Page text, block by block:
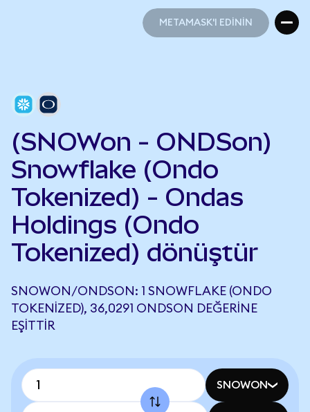
METAMASK'I EDİNİN
(SNOWon - ONDSon)
Snowflake (Ondo
Tokenized) - Ondas
Holdings (Ondo
Tokenized) dönüştür
SNOWON/ONDSON: 1 SNOWFLAKE (ONDO
TOKENIZED), 36,0291 ONDSON DEĞERINE
EŞITTIR
SNOWON